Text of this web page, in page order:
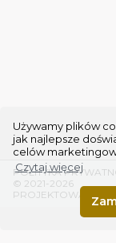
Używamy plików
jak najlepsze
celów
Czytaj więcej
POLITYKA
© 2021-2026
PROJEKTOWANIE